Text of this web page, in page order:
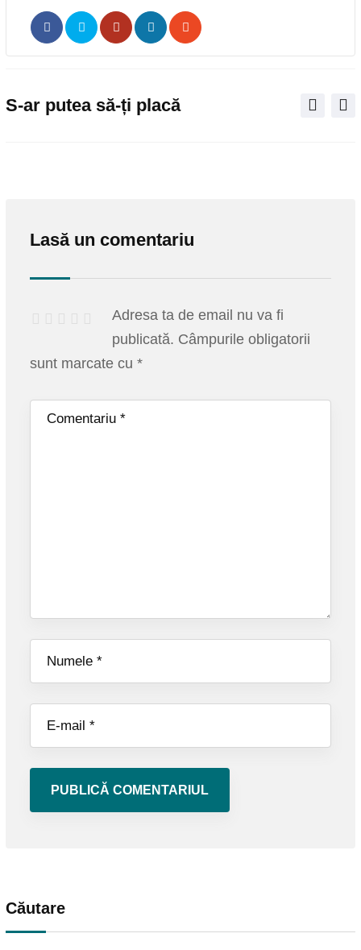
PinterestShare
Print
S-ar putea să-ți placă
Lasă un comentariu
Adresa ta de email nu va fi
publicată. Câmpurile obligatorii
sunt marcate cu *
Căutare